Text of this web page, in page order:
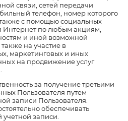
связи, сетей передачи
телефон, номер которого
с помощью социальных
Интернет по любым акциям,
и иной возможной
на участие в
маркетинговых и иных
на продвижение услуг
за получение третьими
Пользователя путем
записи Пользователя.
обеспечивать
записи.